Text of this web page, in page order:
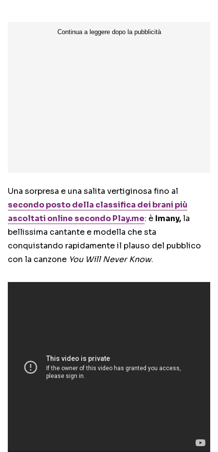
Una sorpresa e una salita vertiginosa fino al
secondo posto della classifica dei brani più
ascoltati online secondo Play.me: è Imany,la
bellissima cantante e modella che sta
conquistando rapidamente il plauso del pubblico
con la canzone You Will Never Know.